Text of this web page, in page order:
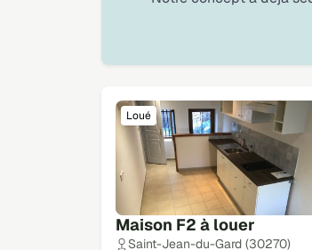
Maison F2 à louer
Loué
Saint-Jean-du-Gard (30270)